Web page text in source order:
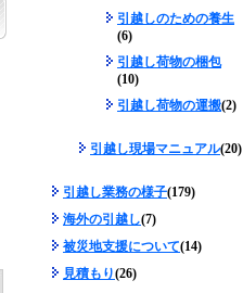
引越しのための養生
(6)
引越し荷物の梱包
(10)
引越し荷物の運搬(2)
引越し現場マニュアル(20)
引越し業務の様子(179)
海外の引越し(7)
被災地支援について(14)
見積もり(26)